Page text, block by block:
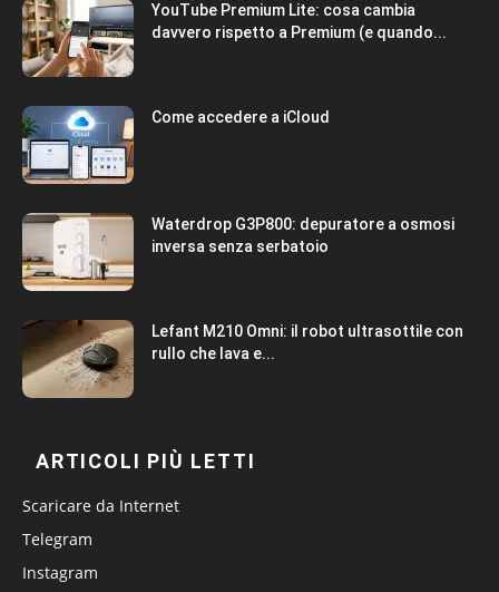
YouTube Premium Lite: cosa cambia
davvero rispetto a Premium (e quando...
Come accedere a iCloud
Waterdrop G3P800: depuratore a osmosi
inversa senza serbatoio
Lefant M210 Omni: il robot ultrasottile con
rullo che lava e...
ARTICOLI PIÙ LETTI
Scaricare da Internet
Telegram
Instagram